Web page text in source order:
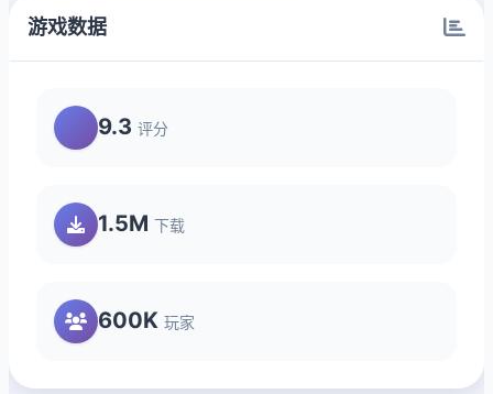
游戏数据
9.3 评分
1.5M 下载
600K 玩家